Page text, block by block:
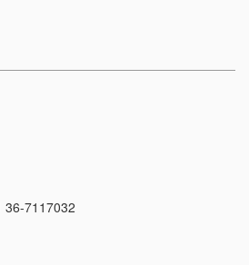
36-7117032